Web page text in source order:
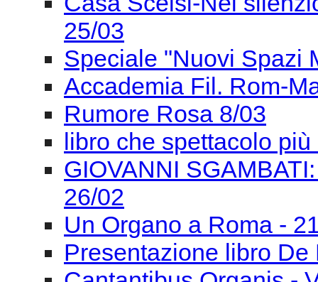
25/03
Speciale "Nuovi Spazi
Accademia Fil. Rom-
Rumore Rosa 8/03
libro che spettacolo
GIOVANNI
26/02
Un Organo a Roma -
Presentazione libro De